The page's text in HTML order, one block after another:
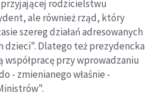
rodzicielstwu
ale również rząd, który
szereg działań adresowanych
dzieci". Dlatego też prezydencka
przy wprowadzaniu
- zmienianego właśnie -